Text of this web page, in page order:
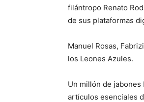
filántropo Renato
de sus plataformas
Manuel Rosas,
los Leones Azules.
Un millón de
artículos esenciales